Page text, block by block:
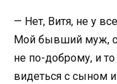
— Нет, Витя, не у
Мой бывший муж,
не по-доброму, и
видеться с сыном